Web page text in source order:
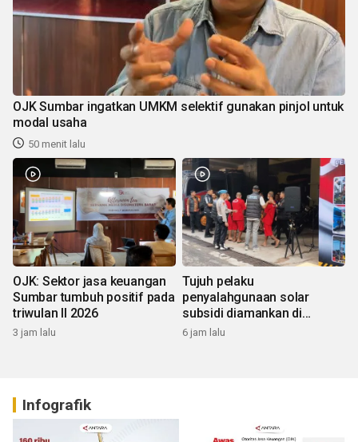
OJK Sumbar ingatkan UMKM selektif gunakan pinjol untuk
modal usaha
50 menit lalu
OJK: Sektor jasa keuangan
Sumbar tumbuh positif pada
triwulan II 2026
3 jam lalu
Tujuh pelaku
penyalahgunaan solar
subsidi diamankan di
Sumbar
6 jam lalu
Infografik